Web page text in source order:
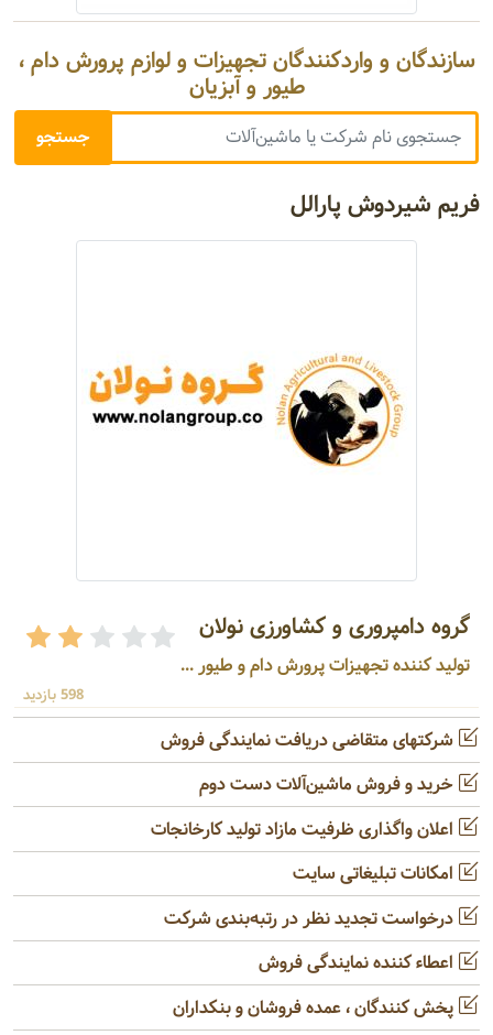
سازندگان و واردکنندگان تجهیزات و لوازم پرورش دام ،
طیور و آبزیان
فریم شیردوش پارالل
گروه دامپروری و کشاورزی نولان
تولید کننده تجهیزات پرورش دام و طیور ...
598 بازدید
شرکتهای متقاضی دریافت نمایندگی فروش
خرید و فروش ماشین‌آلات دست دوم
اعلان واگذاری ظرفیت مازاد تولید کارخانجات
امکانات تبلیغاتی سایت
درخواست تجدید نظر در رتبه‌بندی شرکت
اعطاء کننده نمایندگی فروش
پخش کنندگان ، عمده فروشان و بنکداران